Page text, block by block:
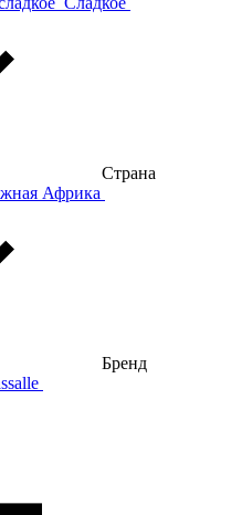
Страна
Африка
Бренд